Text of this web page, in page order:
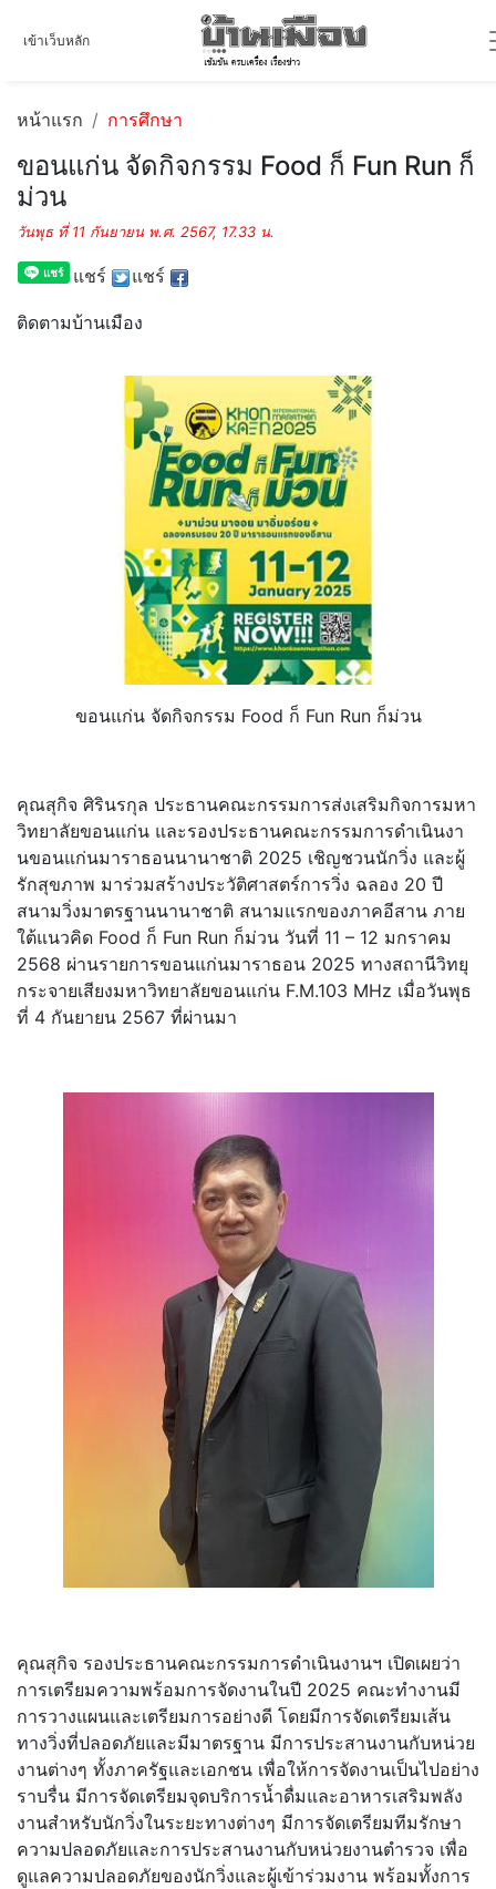
เข้าเว็บหลัก
หน้าแรก การศึกษา
ขอนแก่น จัดกิจกรรม Food ก็ Fun Run ก็
ม่วน
วันพุธ ที่ 11 กันยายน พ.ศ. 2567, 17.33 น.
แชร์ แชร์
ติดตามบ้านเมือง
ขอนแก่น จัดกิจกรรม Food ก็ Fun Run ก็ม่วน
คุณสุกิจ ศิรินรกุล ประธานคณะกรรมการส่งเสริมกิจการมหา
วิทยาลัยขอนแก่น และรองประธานคณะกรรมการดำเนินงา
นขอนแก่นมาราธอนนานาชาติ 2025 เชิญชวนนักวิ่ง และผู้
รักสุขภาพ มาร่วมสร้างประวัติศาสตร์การวิ่ง ฉลอง 20 ปี
สนามวิ่งมาตรฐานนานาชาติ สนามแรกของภาคอีสาน ภาย
ใต้แนวคิด Food ก็ Fun Run ก็ม่วน วันที่ 11 – 12 มกราคม
2568 ผ่านรายการขอนแก่นมาราธอน 2025 ทางสถานีวิทยุ
กระจายเสียงมหาวิทยาลัยขอนแก่น F.M.103 MHz เมื่อวันพุธ
ที่ 4 กันยายน 2567 ที่ผ่านมา
คุณสุกิจ รองประธานคณะกรรมการดำเนินงานฯ เปิดเผยว่า
การเตรียมความพร้อมการจัดงานในปี 2025 คณะทำงานมี
การวางแผนและเตรียมการอย่างดี โดยมีการจัดเตรียมเส้น
ทางวิ่งที่ปลอดภัยและมีมาตรฐาน มีการประสานงานกับหน่วย
งานต่างๆ ทั้งภาครัฐและเอกชน เพื่อให้การจัดงานเป็นไปอย่าง
ราบรื่น มีการจัดเตรียมจุดบริการน้ำดื่มและอาหารเสริมพลัง
งานสำหรับนักวิ่งในระยะทางต่างๆ มีการจัดเตรียมทีมรักษา
ความปลอดภัยและการประสานงานกับหน่วยงานตำรวจ เพื่อ
ดูแลความปลอดภัยของนักวิ่งและผู้เข้าร่วมงาน พร้อมทั้งการ